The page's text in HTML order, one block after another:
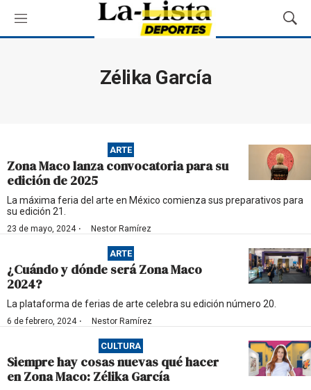
M
e
M
o
ú
s
q
u
e
Zélika García
ARTE
Zona Maco lanza convocatoria para su
edición de 2025
La máxima feria del arte en México comienza sus preparativos para
su edición 21.
23 de mayo, 2024· Nestor Ramírez
ARTE
¿Cuándo y dónde será Zona Maco
2024?
La plataforma de ferias de arte celebra su edición número 20.
6 de febrero, 2024· Nestor Ramírez
CULTURA
Siempre hay cosas nuevas qué hacer
en Zona Maco: Zélika García